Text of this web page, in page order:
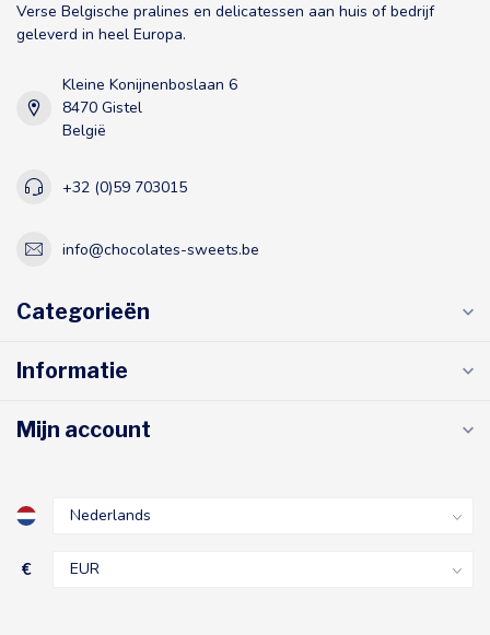
Verse Belgische pralines en delicatessen aan huis of bedrijf
geleverd in heel Europa.
Kleine Konijnenboslaan 6
8470 Gistel
België
+32 (0)59 703015
info@chocolates-sweets.be
Categorieën
Informatie
Mijn account
€